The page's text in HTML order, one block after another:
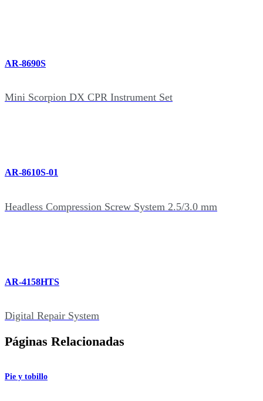
AR-8690S
Mini Scorpion DX CPR Instrument Set
AR-8610S-01
Headless Compression Screw System 2.5/3.0 mm
AR-4158HTS
Digital Repair System
Páginas Relacionadas
Pie y tobillo